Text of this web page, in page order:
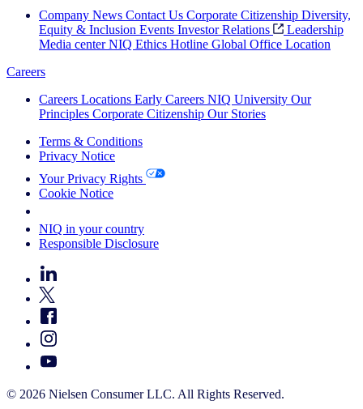
Company News Contact Us Corporate Citizenship Diversity,
Equity & Inclusion Events Investor Relations
Leadership
Media center NIQ Ethics Hotline Global Office Location
Careers
Careers Locations Early Careers NIQ University Our
Principles Corporate Citizenship Our Stories
Terms & Conditions
Privacy Notice
Your Privacy Rights
Cookie Notice
NIQ in your country
Responsible Disclosure
© 2026 Nielsen Consumer LLC. All Rights Reserved.